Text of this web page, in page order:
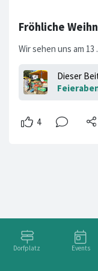
Dorfplatz Events
Fröhliche
Wir sehen uns am 13
Dieser